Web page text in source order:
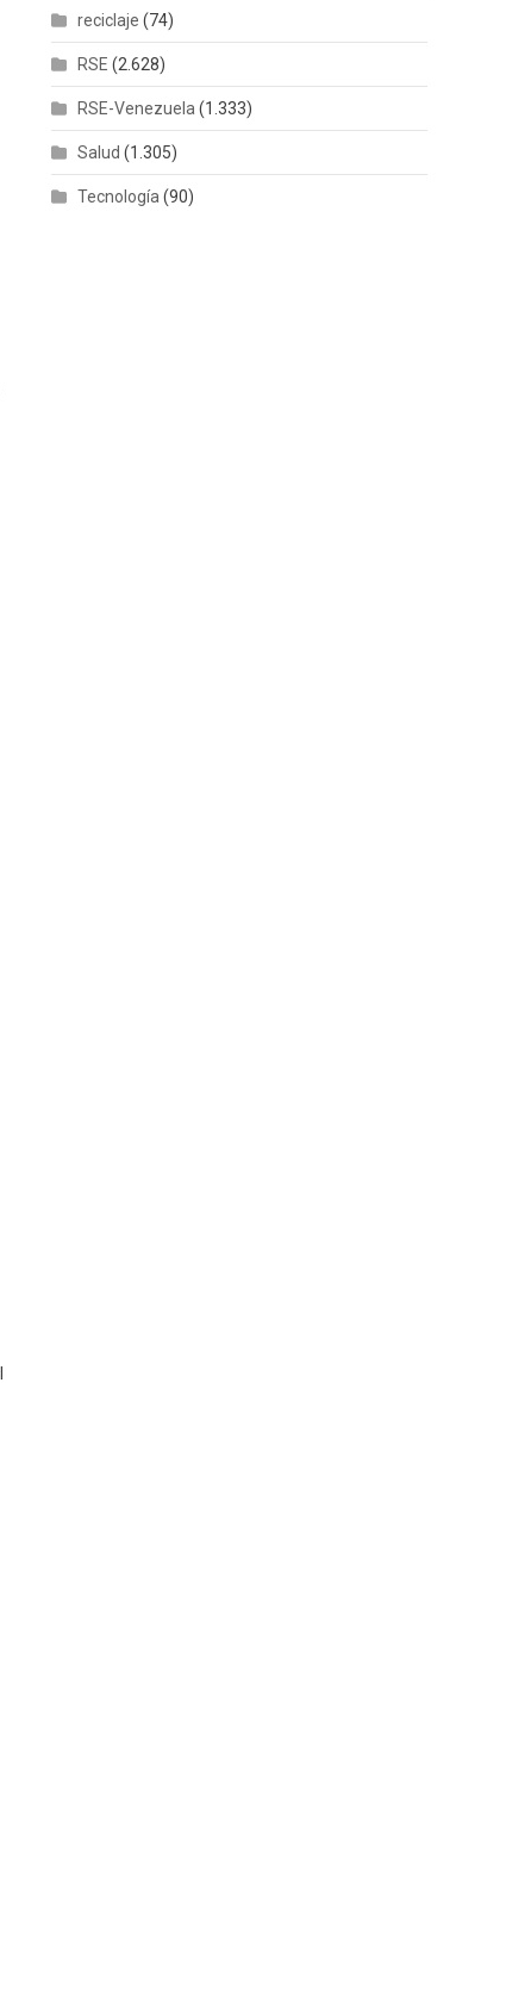
reciclaje (74)
RSE (2.628)
RSE-Venezuela (1.333)
Salud (1.305)
Tecnología (90)